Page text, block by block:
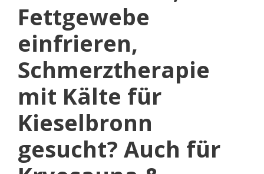
Fettgewebe
einfrieren,
Schmerztherapie
mit Kälte für
Kieselbronn
gesucht? Auch für